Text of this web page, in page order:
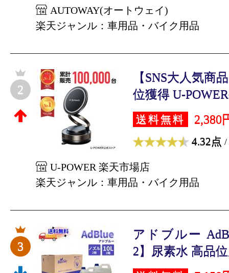
AUTOWAY(オートウェイ)
楽天ジャンル：車用品・バイク用品
2
【SNS大人気商
位獲得 U-
送料無料 2,380
4.32点 /
U-POWER 楽天市場店
楽天ジャンル：車用品・バイク用品
3
アドブルー
2】尿素水 高品